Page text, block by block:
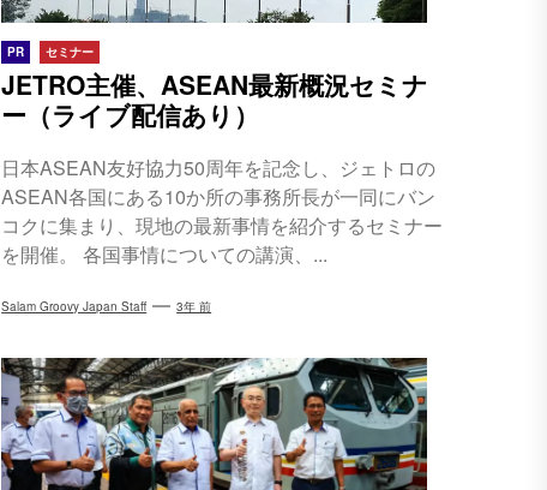
PR セミナー
JETRO主催、ASEAN最新概況セミナ
ー（ライブ配信あり）
日本ASEAN友好協力50周年を記念し、ジェトロの
ASEAN各国にある10か所の事務所長が一同にバン
コクに集まり、現地の最新事情を紹介するセミナー
を開催。 各国事情についての講演、...
Salam Groovy Japan Staff 3年 前